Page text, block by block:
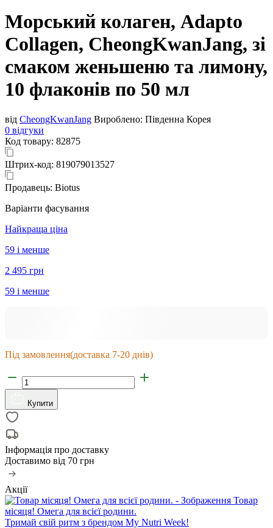
Морський колаген, Adapto
Collagen, CheongKwanJang, зі
смаком женьшеню та лимону,
10 флаконів по 50 мл
від CheongKwanJang Вироблено: Південна Корея
0 відгуки
Код товару: 82875
Штрих-код: 819079013527
Продавець: Biotus
Варіанти фасування
Найкраща ціна
59 і менше
2 495 грн
59 і менше
Під замовлення(доставка 7-20 днів)
Купити
Інформація про доставку
Доставимо від 70 грн
Акції
Товар
місяця! Омега для всієї родини.
Тримай свій ритм з брендом My Nutri Week!